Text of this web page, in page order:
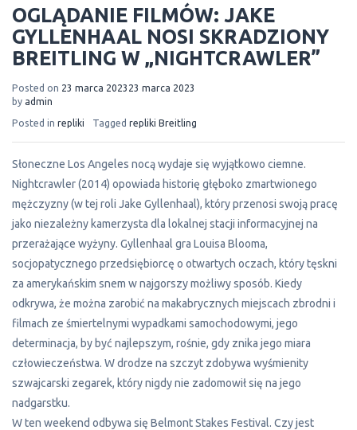
OGLĄDANIE FILMÓW: JAKE
GYLLENHAAL NOSI SKRADZIONY
BREITLING W „NIGHTCRAWLER”
Posted on 23 marca 2023 23 marca 2023
by admin
Posted in repliki Tagged repliki Breitling
Słoneczne Los Angeles nocą wydaje się wyjątkowo ciemne.
Nightcrawler (2014) opowiada historię głęboko zmartwionego
mężczyzny (w tej roli Jake Gyllenhaal), który przenosi swoją pracę
jako niezależny kamerzysta dla lokalnej stacji informacyjnej na
przerażające wyżyny. Gyllenhaal gra Louisa Blooma,
socjopatycznego przedsiębiorcę o otwartych oczach, który tęskni
za amerykańskim snem w najgorszy możliwy sposób. Kiedy
odkrywa, że można zarobić na makabrycznych miejscach zbrodni i
filmach ze śmiertelnymi wypadkami samochodowymi, jego
determinacja, by być najlepszym, rośnie, gdy znika jego miara
człowieczeństwa. W drodze na szczyt zdobywa wyśmienity
szwajcarski zegarek, który nigdy nie zadomowił się na jego
nadgarstku.
W ten weekend odbywa się Belmont Stakes Festival. Czy jest